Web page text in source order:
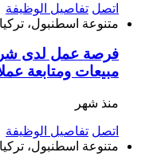
اتصل تفاصيل الوظيفة
متنوعة اسطنبول، تركيا
فرصة عمل لدى
مبيعات ومتابعة
منذ شهر
اتصل تفاصيل الوظيفة
متنوعة اسطنبول، تركيا